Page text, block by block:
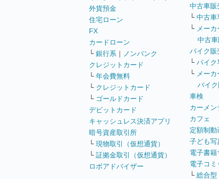
外貨預金
住宅ローン
FX
カードローン
└ 銀行系 ｜ ノンバンク
クレジットカード
└ 年会費無料
└ クレジットカード
└ ゴールドカード
デビットカード
キャッシュレス決済アプリ
暗号資産取引所
└ 現物取引（仮想通貨）
└ 証拠金取引（仮想通貨）
ロボアドバイザー
中古車販
└ 中古車
└ メーカ
中古車
バイク販
└ バイク
└ メーカ
バイク
車検
カーメ
カフェ
定額制
子ども写
電子書
電子コ
└ 総合型